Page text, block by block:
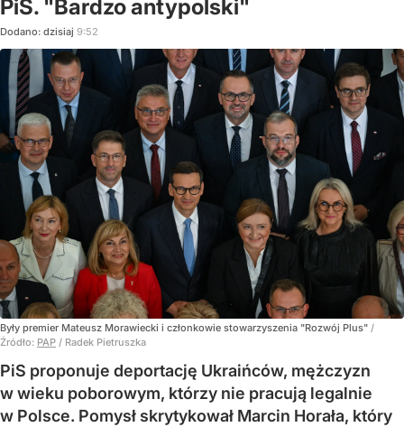
PiS. "Bardzo antypolski"
Dodano: dzisiaj 9:52
Były premier Mateusz Morawiecki i członkowie stowarzyszenia "Rozwój Plus" /
Źródło: PAP / Radek Pietruszka
PiS proponuje deportację Ukraińców, mężczyzn
w wieku poborowym, którzy nie pracują legalnie
w Polsce. Pomysł skrytykował Marcin Horała, który